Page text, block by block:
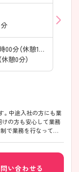
月・火・木・金:08時30分～20時00分（休憩180分）
憩0分）
。中途入社の方にも業
けの方も安心して業務
で業務を行なってお
い合わせる